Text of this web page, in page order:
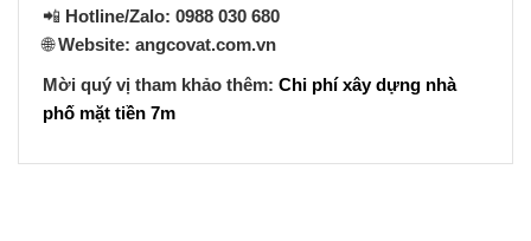
📲 Hotline/Zalo: 0988 030 680
🌐Website: angcovat.com.vn
Mời quý vị tham khảo thêm: Chi phí xây dựng nhà
phố mặt tiền 7m